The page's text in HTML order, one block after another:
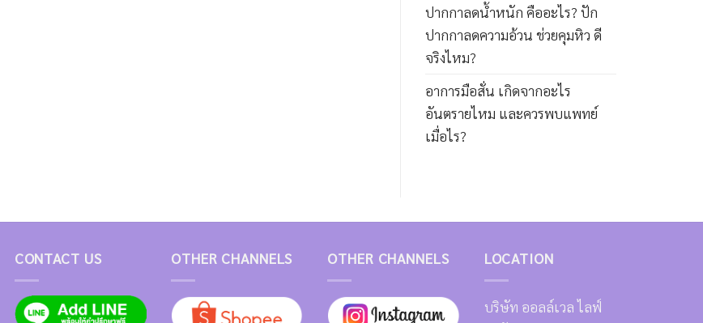
ปากกาลดน้ำหนัก คืออะไร? ปัก
ปากกาลดความอ้วน ช่วยคุมหิว ดี
จริงไหม?
อาการมือสั่น เกิดจากอะไร
อันตรายไหม และควรพบแพทย์
เมื่อไร?
CONTACT US OTHER CHANNELS OTHER CHANNELS LOCATION
บริษัท ออลล์เวล ไลฟ์